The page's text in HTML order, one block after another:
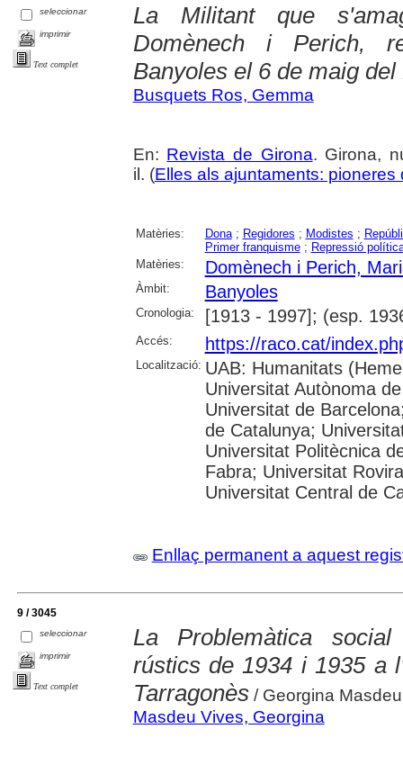
seleccionar
imprimir
Text complet
La Militant que
Domènech i Perich,
Banyoles el 6 de maig del
Busquets Ros, Gemma
En: Revista de Girona. Girona,
il. (Elles als ajuntaments: pioneres
Matèries: Dona; Regidores ; Modistes ;
Primer franquisme; Repressió
Matèries:
Domènech i Perich,
Àmbit: Banyoles
Cronologia: [1913 - 1997]; (esp.
Accés: https://raco.cat/
Localització: UAB: Humanitats
Universitat Autònoma
Universitat de
de Catalunya;
Universitat Politècnica
Fabra; Universitat
Universitat Central de
Enllaç permanent a aquest
9 / 3045
seleccionar
imprimir
Text complet
La Problemàtica
rústics de 1934 i 1935 a
Tarragonès/ Georgina
Masdeu Vives, Georgina